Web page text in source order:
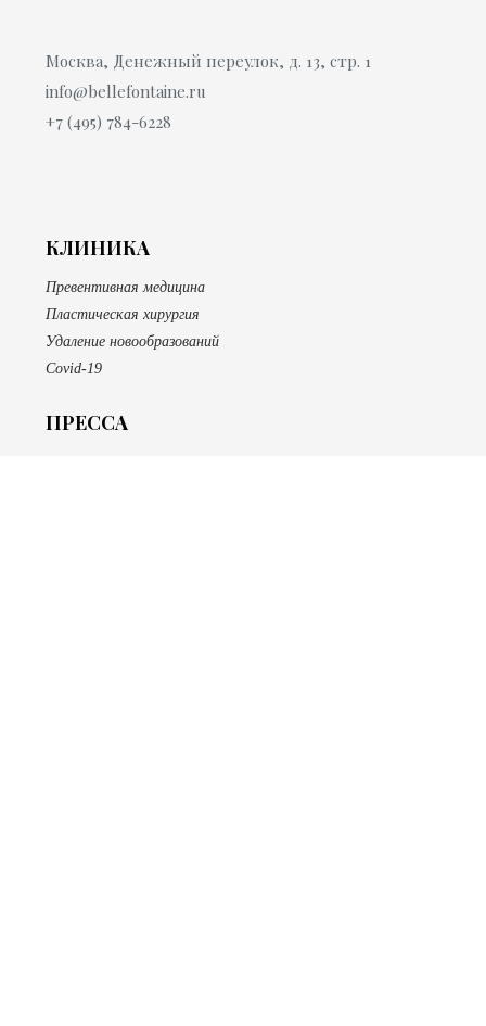
Москва, Денежный переулок, д. 13, стр. 1
info@bellefontaine.ru
+7 (495) 784-6228
КЛИНИКА
Превентивная медицина
Пластическая хирургия
Удаление новообразований
Covid-19
ПРЕССА